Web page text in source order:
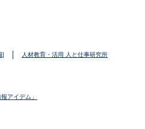
] 人材教育・活用 人と仕事研究所
アイデム」